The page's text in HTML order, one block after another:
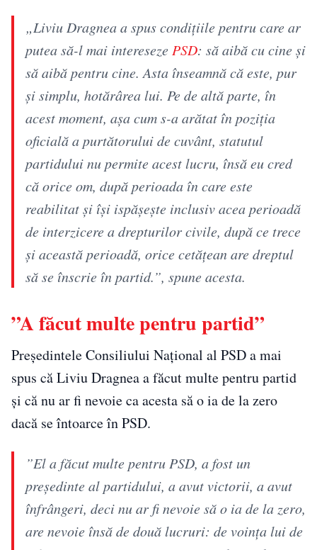
„Liviu Dragnea a spus condiţiile pentru care ar
putea să-l mai interesezePSD: să aibă cu cine şi
să aibă pentru cine. Asta înseamnă că este, pur
şi simplu, hotărârea lui. Pe de altă parte, în
acest moment, aşa cum s-a arătat în poziţia
oficială a purtătorului de cuvânt, statutul
partidului nu permite acest lucru, însă eu cred
că orice om, după perioada în care este
reabilitat şi îşi ispăşeşte inclusiv acea perioadă
de interzicere a drepturilor civile, după ce trece
şi această perioadă, orice cetăţean are dreptul
să se înscrie în partid.”, spune acesta.
”A făcut multe pentru partid”
Preşedintele Consiliului Naţional al PSD a mai
spus că Liviu Dragnea a făcut multe pentru partid
și că nu ar fi nevoie ca acesta să o ia de la zero
dacă se întoarce în PSD.
”El a făcut multe pentru PSD, a fost un
preşedinte al partidului, a avut victorii, a avut
înfrângeri, deci nu ar fi nevoie să o ia de la zero,
are nevoie însă de două lucruri: de voinţa lui de